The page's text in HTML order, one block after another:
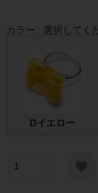
カラー 選択してく
Dイエロー